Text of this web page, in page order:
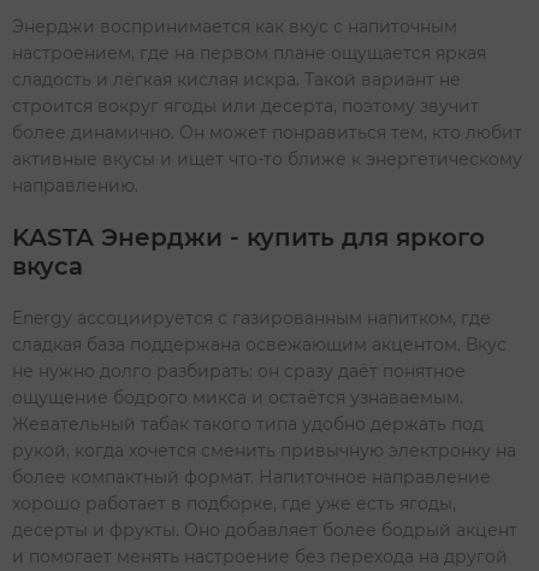
Энерджи воспринимается как вкус с напиточным
настроением, где на первом плане ощущается яркая
сладость и лёгкая кислая искра. Такой вариант не
строится вокруг ягоды или десерта, поэтому звучит
более динамично. Он может понравиться тем, кто любит
активные вкусы и ищет что-то ближе к энергетическому
направлению.
KASTA Энерджи - купить для яркого
вкуса
Energy ассоциируется с газированным напитком, где
сладкая база поддержана освежающим акцентом. Вкус
не нужно долго разбирать: он сразу даёт понятное
ощущение бодрого микса и остаётся узнаваемым.
Жевательный табак такого типа удобно держать под
рукой, когда хочется сменить привычную электронку на
более компактный формат. Напиточное направление
хорошо работает в подборке, где уже есть ягоды,
десерты и фрукты. Оно добавляет более бодрый акцент
и помогает менять настроение без перехода на другой